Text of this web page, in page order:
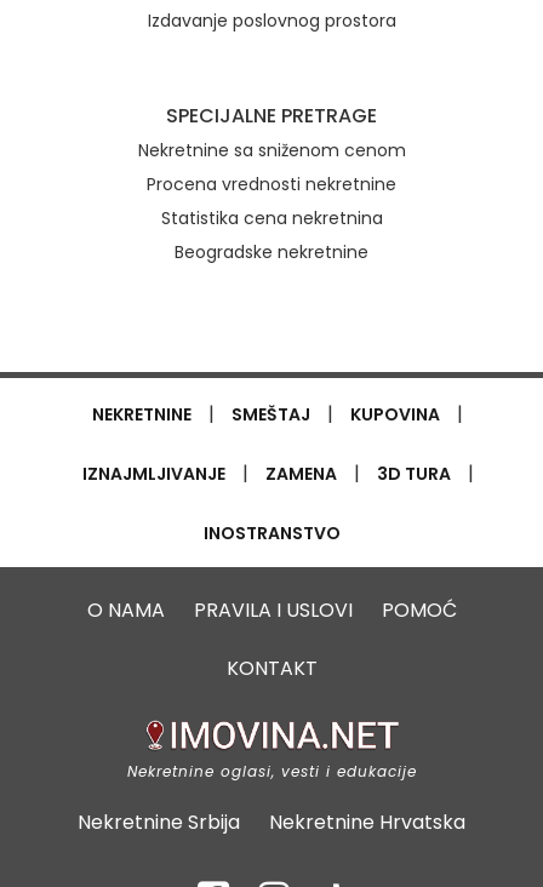
Izdavanje poslovnog prostora
SPECIJALNE PRETRAGE
Nekretnine sa sniženom cenom
Procena vrednosti nekretnine
Statistika cena nekretnina
Beogradske nekretnine
NEKRETNINE | SMEŠTAJ | KUPOVINA |
IZNAJMLJIVANJE | ZAMENA | 3D TURA |
INOSTRANSTVO
O NAMA PRAVILA I USLOVI POMOĆ
KONTAKT
Nekretnine oglasi, vesti i edukacije
Nekretnine Srbija Nekretnine Hrvatska